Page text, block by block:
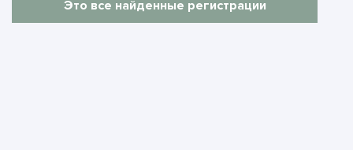
Это все найденные регистрации